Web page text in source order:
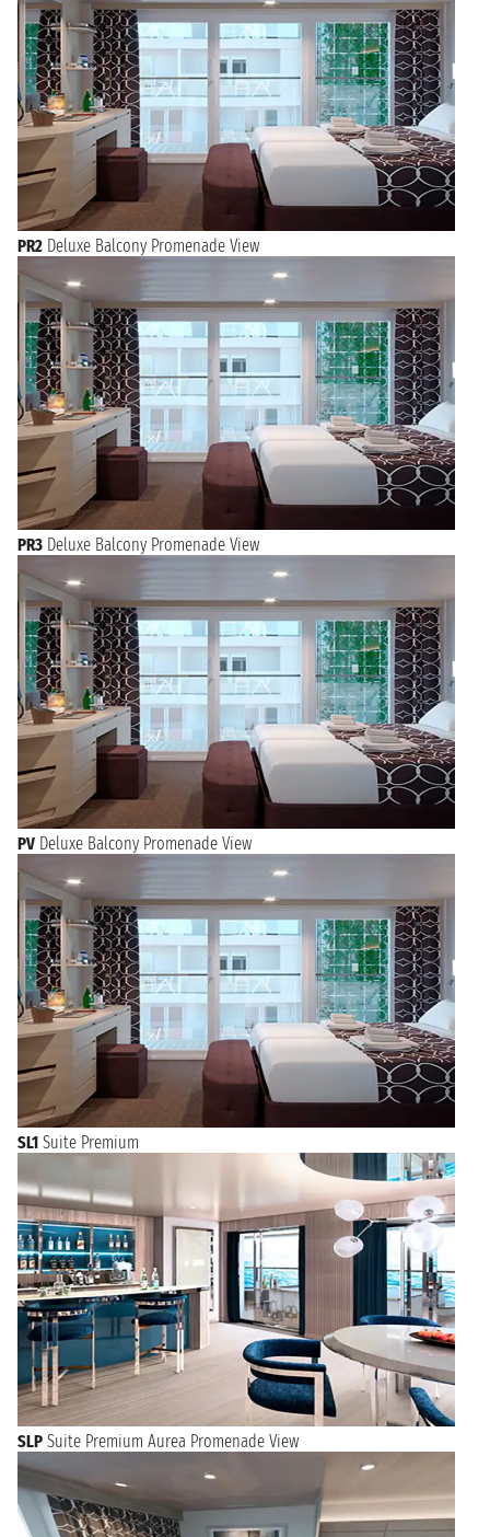
PR2 Deluxe Balcony Promenade View
PR3 Deluxe Balcony Promenade View
PV Deluxe Balcony Promenade View
SL1 Suite Premium
SLP Suite Premium Aurea Promenade View